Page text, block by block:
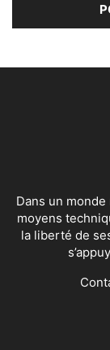
Dans un
moyens
la liberté de